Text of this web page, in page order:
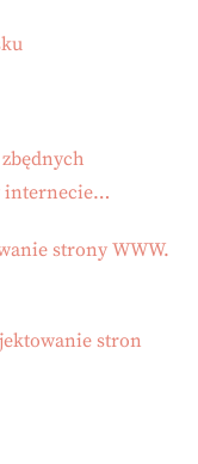
internecie…
strony WWW.
stron